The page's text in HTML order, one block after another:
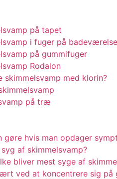
på tapet
i fuger på badeværelse
på gummifuger
Rodalon
skimmelsvamp med klorin?
på træ
gøre hvis man opdager
af skimmelsvamp?
bliver mest syge af
ved at koncentrere sig på